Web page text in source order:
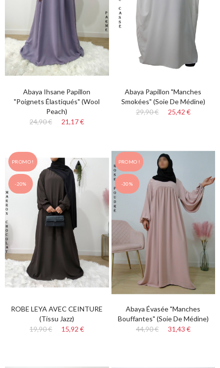
Abaya Ihsane Papillon
"poignets Élastiqués" (Wool
Peach)
24,90 €
21,17 €
Abaya Papillon "manches
Smokées" (Soie De Médine)
29,90 €
25,42 €
PROMO !
-20%
ROBE LEYA AVEC CEINTURE
(tissu Jazz)
19,90 €
15,92 €
PROMO !
-30%
Abaya Évasée "manches
Bouffantes" (Soie De Médine)
44,90 €
31,43 €